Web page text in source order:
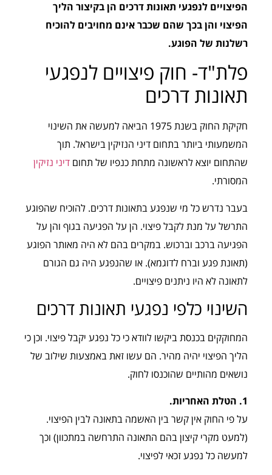
הפיצויים לנפגעי תאונות דרכים הן בקיצור הליך
הפיצוי והן בכך שהם שכבר אינם מחויבים להוכיח
רשלנות של הפוגע.
פלת"ד- חוק פיצויים לנפגעי
תאונות דרכים
חקיקת החוק בשנת 1975 הביאה למעשה את השינוי
המשמעותי ביותר בתחום דיני הנזיקין בישראל. תוך
שהתחום יוצא לראשונה מתחת כנפיו של תחום דיני נזיקין
המסורתי.
בעבר נדרש כל מי שנפגע בתאונות דרכים. להוכיח שהפוגע
התרשל על מנת לקבל פיצוי. הן על הפגיעה בגוף והן על
הפגיעה ברכב וברכוש. במקרים בהם לא היה מאותר הפוגע
(תאונת פגע וברח לדוגמא). או שהנפגע היה גם הגורם
לתאונה לא היו ניתנים פיצויים.
השינוי כלפי נפגעי תאונות דרכים
המחוקקים בכנסת ביקשו לוודא כי כל נפגע יקבל פיצוי. וכן כי
הליך הפיצוי יהיה מהיר. הם עשו זאת באמצעות שילוב של
נושאים מהותיים שהוכנסו לחוק.
1. הטלת האחריות.
על פי החוק אין קשר בין האשמה בתאונה לבין הפיצוי.
(למעט מקרי קיצון בהם התאונה התרחשה במתכוון) וכך
למעשה כל נפגע זכאי לפיצוי.